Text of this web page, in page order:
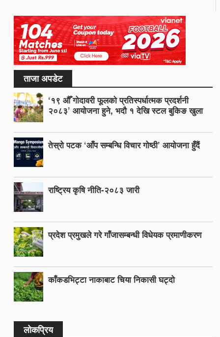
ताजा अपडेट
‘१९ औँ गोदावरी फूलको प्रतिस्पर्धात्मक प्रदर्शनी
२०८३’ आयोजना हुने, भदौ १ देखि स्टल बुकिङ खुला
तेस्रो पटक ‘आँप सम्बन्धि विचार गोष्ठी’ आयोजना हुँदैं
राष्ट्रिय कृषि नीति-२०८३ जारी
प्रदेश प्रमुखले गरे गाँजासम्बन्धी विधेयक प्रमाणीकरण
काँकडभिट्टा नाकाबाट चिया निकासी घट्दो
लोकप्रिय